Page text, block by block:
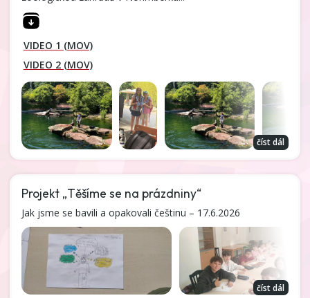
VIDEO 1 (MOV)
VIDEO 2 (MOV)
číst dál
Projekt „Těšíme se na prázdniny“
Jak jsme se bavili a opakovali češtinu – 17.6.2026
číst dál